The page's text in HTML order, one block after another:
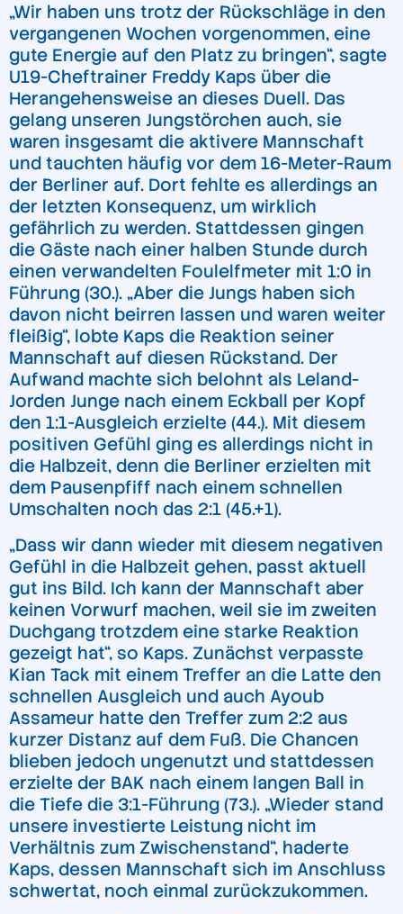
„Wir haben uns trotz der Rückschläge in den
vergangenen Wochen vorgenommen, eine
gute Energie auf den Platz zu bringen“, sagte
U19-Cheftrainer Freddy Kaps über die
Herangehensweise an dieses Duell. Das
gelang unseren Jungstörchen auch, sie
waren insgesamt die aktivere Mannschaft
und tauchten häufig vor dem 16-Meter-Raum
der Berliner auf. Dort fehlte es allerdings an
der letzten Konsequenz, um wirklich
gefährlich zu werden. Stattdessen gingen
die Gäste nach einer halben Stunde durch
einen verwandelten Foulelfmeter mit 1:0 in
Führung (30.). „Aber die Jungs haben sich
davon nicht beirren lassen und waren weiter
fleißig“, lobte Kaps die Reaktion seiner
Mannschaft auf diesen Rückstand. Der
Aufwand machte sich belohnt als Leland-
Jorden Junge nach einem Eckball per Kopf
den 1:1-Ausgleich erzielte (44.). Mit diesem
positiven Gefühl ging es allerdings nicht in
die Halbzeit, denn die Berliner erzielten mit
dem Pausenpfiff nach einem schnellen
Umschalten noch das 2:1 (45.+1).
„Dass wir dann wieder mit diesem negativen
Gefühl in die Halbzeit gehen, passt aktuell
gut ins Bild. Ich kann der Mannschaft aber
keinen Vorwurf machen, weil sie im zweiten
Duchgang trotzdem eine starke Reaktion
gezeigt hat“, so Kaps. Zunächst verpasste
Kian Tack mit einem Treffer an die Latte den
schnellen Ausgleich und auch Ayoub
Assameur hatte den Treffer zum 2:2 aus
kurzer Distanz auf dem Fuß. Die Chancen
blieben jedoch ungenutzt und stattdessen
erzielte der BAK nach einem langen Ball in
die Tiefe die 3:1-Führung (73.). „Wieder stand
unsere investierte Leistung nicht im
Verhältnis zum Zwischenstand“, haderte
Kaps, dessen Mannschaft sich im Anschluss
schwertat, noch einmal zurückzukommen.